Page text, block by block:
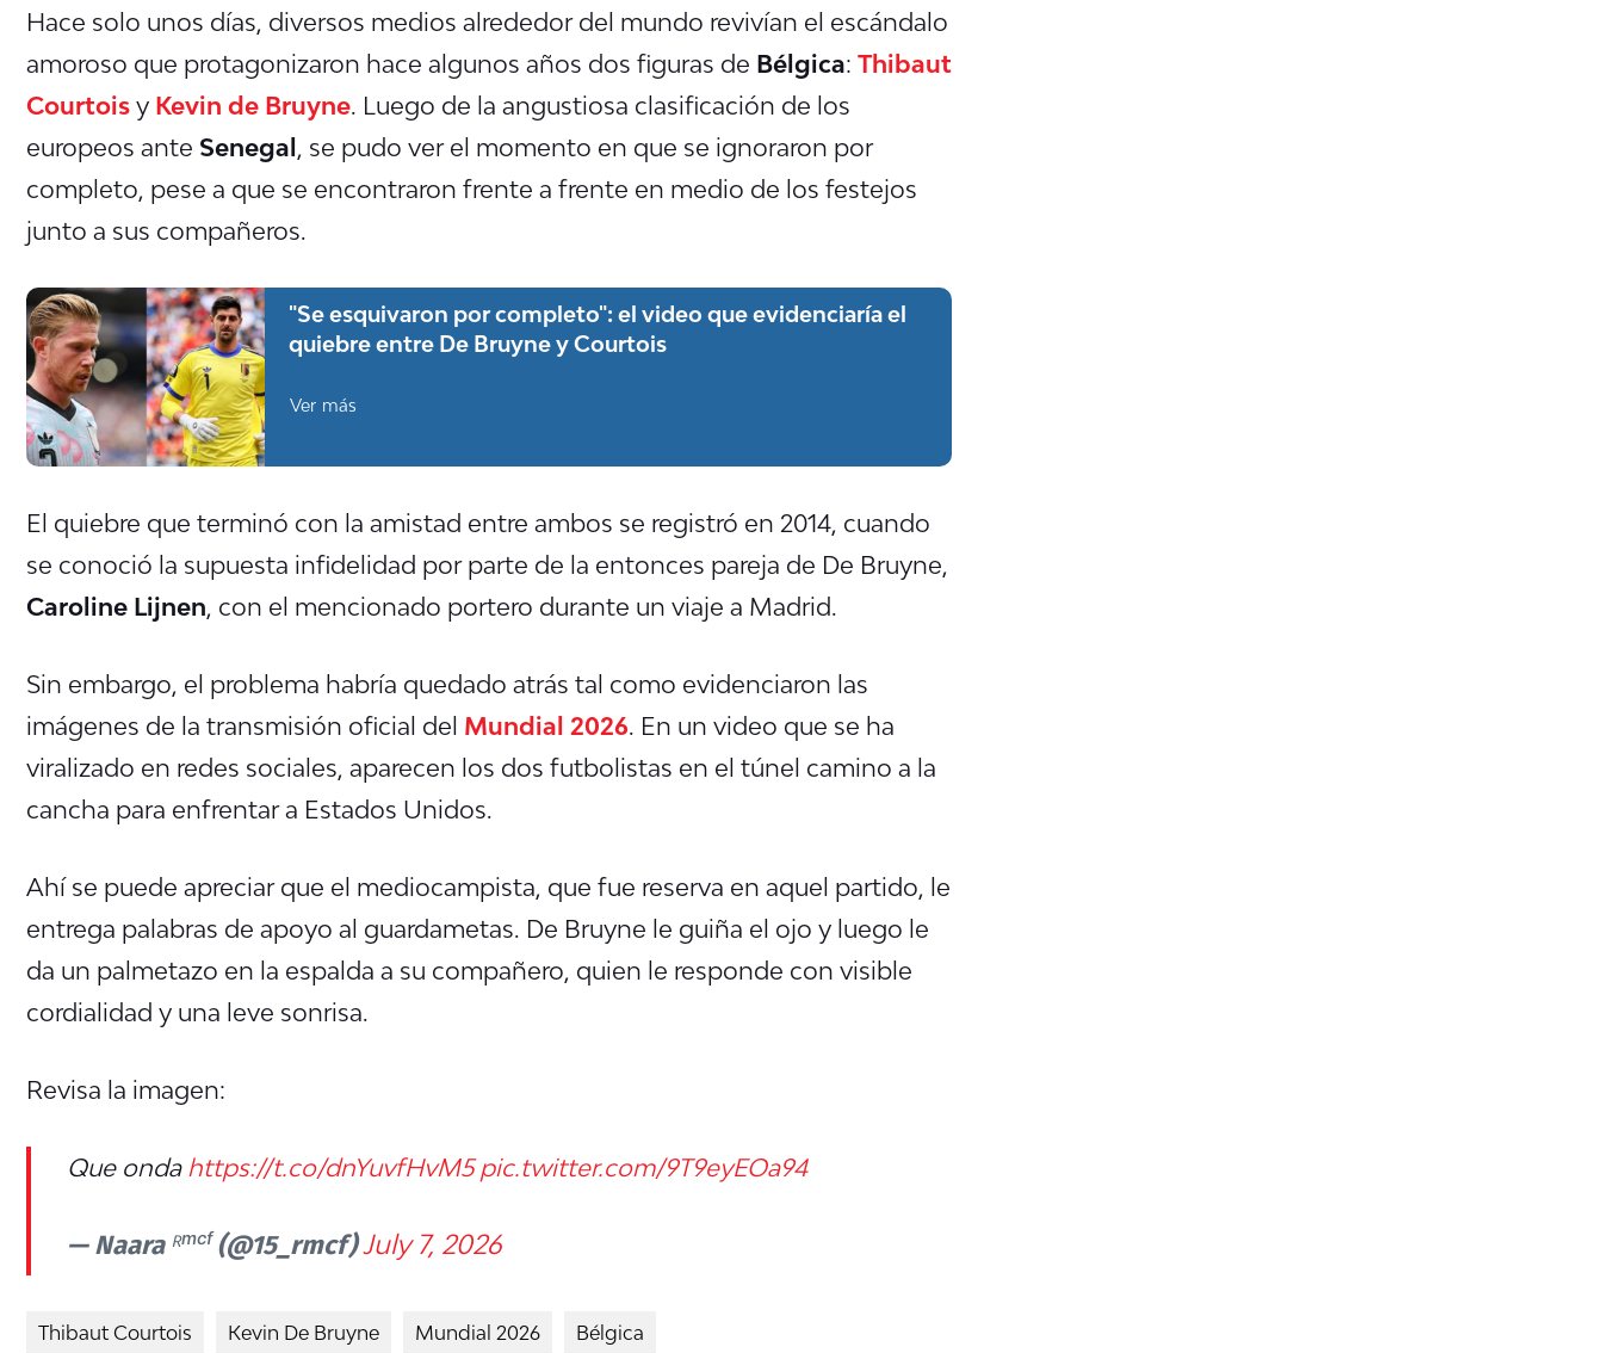
Hace solo unos días, diversos medios alrededor del mundo revivían el escándalo
amoroso que protagonizaron hace algunos años dos figuras de Bélgica: Thibaut
Courtois y Kevin de Bruyne . Luego de la angustiosa clasificación de los
europeos ante Senegal , se pudo ver el momento en que se ignoraron por
completo, pese a que se encontraron frente a frente en medio de los festejos
junto a sus compañeros.
"Se esquivaron por completo": el video que evidenciaría el
quiebre entre De Bruyne y Courtois
Ver más
El quiebre que terminó con la amistad entre ambos se registró en 2014, cuando
se conoció la supuesta infidelidad por parte de la entonces pareja de De Bruyne,
Caroline Lijnen , con el mencionado portero durante un viaje a Madrid.
Sin embargo, el problema habría quedado atrás tal como evidenciaron las
imágenes de la transmisión oficial del Mundial 2026 . En un video que se ha
viralizado en redes sociales, aparecen los dos futbolistas en el túnel camino a la
cancha para enfrentar a Estados Unidos.
Ahí se puede apreciar que el mediocampista, que fue reserva en aquel partido, le
entrega palabras de apoyo al guardametas. De Bruyne le guiña el ojo y luego le
da un palmetazo en la espalda a su compañero, quien le responde con visible
cordialidad y una leve sonrisa.
Revisa la imagen:
Que onda https://t.co/dnYuvfHvM5 pic.twitter.com/9T9eyEOa94
— Naara ᴿᵐᶜᶠ (@15_rmcf)July 7, 2026
Thibaut Courtois Kevin De Bruyne Mundial 2026 Bélgica